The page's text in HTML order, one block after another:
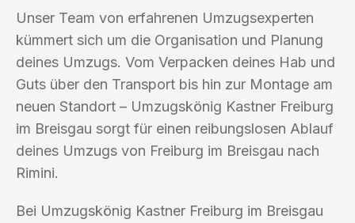
Unser Team von erfahrenen Umzugsexperten
kümmert sich um die Organisation und Planung
deines Umzugs. Vom Verpacken deines Hab und
Guts über den Transport bis hin zur Montage am
neuen Standort – Umzugskönig Kastner Freiburg
im Breisgau sorgt für einen reibungslosen Ablauf
deines Umzugs von Freiburg im Breisgau nach
Rimini.
Bei Umzugskönig Kastner Freiburg im Breisgau